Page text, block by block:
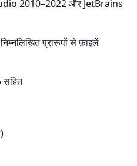
2010–2022 और JetBrains
प्रारूपों से फ़ाइलें